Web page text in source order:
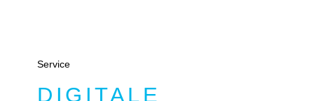
Service
DIGITALE